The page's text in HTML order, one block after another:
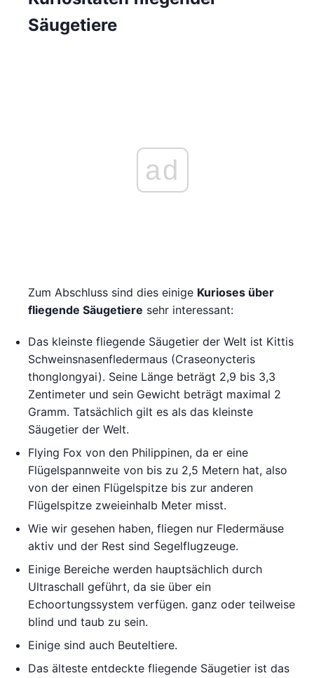
Säugetiere
ad
Zum Abschluss sind dies einige Kurioses über
fliegende Säugetiere sehr interessant:
Das kleinste fliegende Säugetier der Welt ist Kittis
Schweinsnasenfledermaus (Craseonycteris
thonglongyai). Seine Länge beträgt 2,9 bis 3,3
Zentimeter und sein Gewicht beträgt maximal 2
Gramm. Tatsächlich gilt es als das kleinste
Säugetier der Welt.
Flying Fox von den Philippinen, da er eine
Flügelspannweite von bis zu 2,5 Metern hat, also
von der einen Flügelspitze bis zur anderen
Flügelspitze zweieinhalb Meter misst.
Wie wir gesehen haben, fliegen nur Fledermäuse
aktiv und der Rest sind Segelflugzeuge.
Einige Bereiche werden hauptsächlich durch
Ultraschall geführt, da sie über ein
Echoortungssystem verfügen. ganz oder teilweise
blind und taub zu sein.
Einige sind auch Beuteltiere.
Das älteste entdeckte fliegende Säugetier ist das